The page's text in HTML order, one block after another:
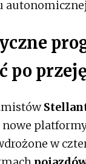
po
nowe
w